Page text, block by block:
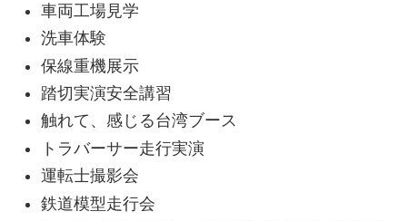
車両工場見学
洗車体験
保線重機展示
踏切実演安全講習
触れて、感じる台湾ブース
トラバーサー走行実演
運転士撮影会
鉄道模型走行会